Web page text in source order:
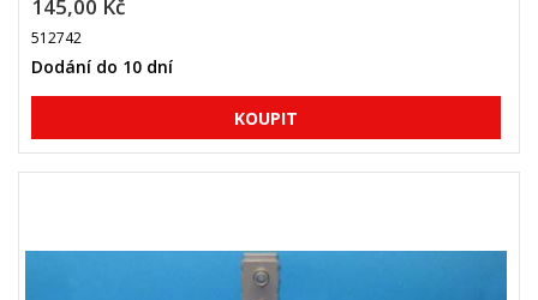
145,00 Kč
512742
Dodání do 10 dní